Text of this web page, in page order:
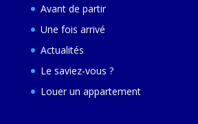
Avant de partir
Une fois arrivé
Actualités
Le saviez-vous ?
Louer un appartement